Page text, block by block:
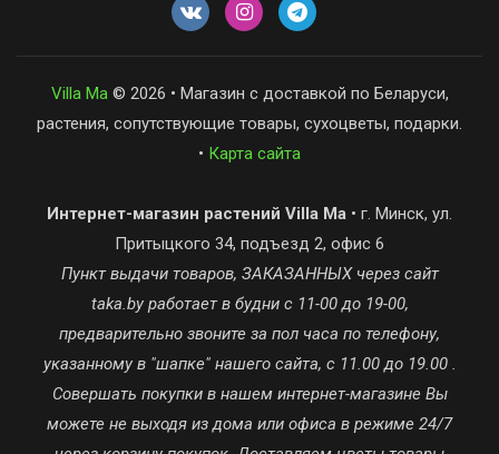
Villa Ma© 2026 • Магазин с доставкой по Беларуси,
растения, сопутствующие товары, сухоцветы, подарки.
• Карта сайта
Интернет-магазин растений Villa Ma • г. Минск, ул.
Притыцкого 34, подъезд 2, офис 6
Пункт выдачи товаров, ЗАКАЗАННЫХ через сайт
taka.by работает в будни с 11-00 до 19-00,
предварительно звоните за пол часа по телефону,
указанному в "шапке" нашего сайта, с 11.00 до 19.00 .
Совершать покупки в нашем интернет-магазине Вы
можете не выходя из дома или офиса в режиме 24/7